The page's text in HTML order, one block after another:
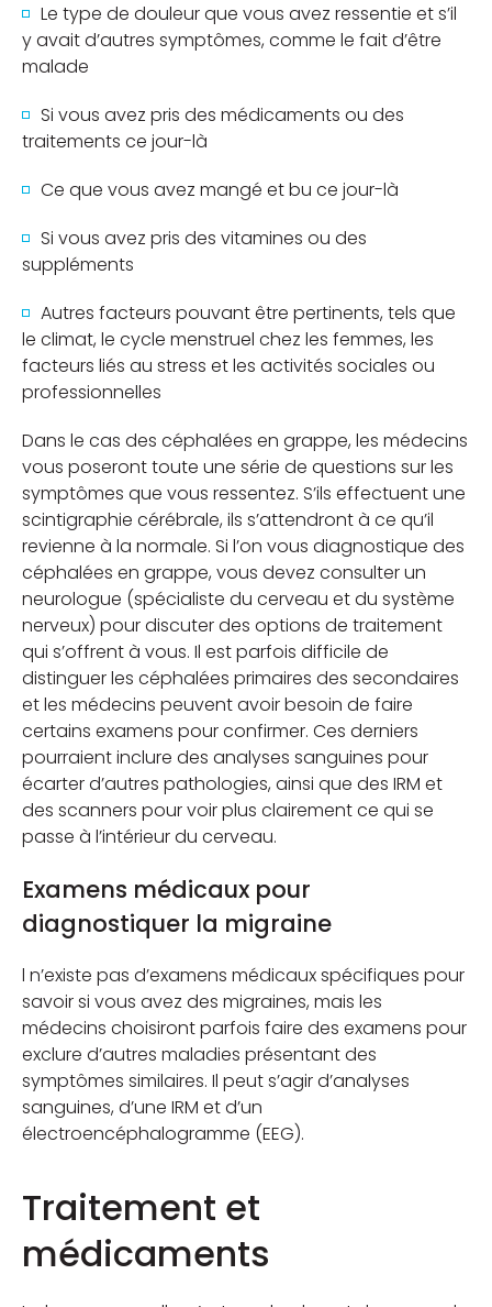
Le type de douleur que vous avez ressentie et s’il
y avait d’autres symptômes, comme le fait d’être
malade
Si vous avez pris des médicaments ou des
traitements ce jour-là
Ce que vous avez mangé et bu ce jour-là
Si vous avez pris des vitamines ou des
suppléments
Autres facteurs pouvant être pertinents, tels que
le climat, le cycle menstruel chez les femmes, les
facteurs liés au stress et les activités sociales ou
professionnelles
Dans le cas des céphalées en grappe, les médecins
vous poseront toute une série de questions sur les
symptômes que vous ressentez. S’ils effectuent une
scintigraphie cérébrale, ils s’attendront à ce qu’il
revienne à la normale. Si l’on vous diagnostique des
céphalées en grappe, vous devez consulter un
neurologue (spécialiste du cerveau et du système
nerveux) pour discuter des options de traitement
qui s’offrent à vous. Il est parfois difficile de
distinguer les céphalées primaires des secondaires
et les médecins peuvent avoir besoin de faire
certains examens pour confirmer. Ces derniers
pourraient inclure des analyses sanguines pour
écarter d’autres pathologies, ainsi que des IRM et
des scanners pour voir plus clairement ce qui se
passe à l’intérieur du cerveau.
Examens médicaux pour
diagnostiquer la migraine
l n’existe pas d’examens médicaux spécifiques pour
savoir si vous avez des migraines, mais les
médecins choisiront parfois faire des examens pour
exclure d’autres maladies présentant des
symptômes similaires. Il peut s’agir d’analyses
sanguines, d’une IRM et d’un
électroencéphalogramme (EEG).
Traitement et
médicaments